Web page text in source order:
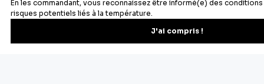
Newsletter
Recevez les recettes, astuces et offres spéciales.